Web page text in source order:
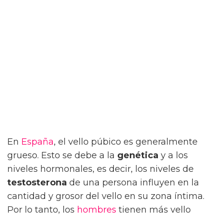
En España, el vello púbico es generalmente
grueso. Esto se debe a la genética y a los
niveles hormonales, es decir, los niveles de
testosterona de una persona influyen en la
cantidad y grosor del vello en su zona íntima.
Por lo tanto, los hombres tienen más vello